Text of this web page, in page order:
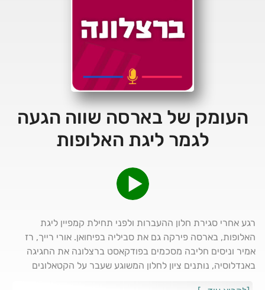
העומק של בארסה שווה הגעה
לגמר ליגת האלופות
רגע אחרי סגירת חלון ההעברות ולפני תחילת קמפיין ליגת
האלופות, בארסה פירקה גם את סביליה בפיחואן. אורי רייך, רז
אמיר וניסים חליבה מסכמים בפודקאסט ברצלונה את החגיגה
באנדלוסיה, נותנים ציון לחלון המשוגע שעבר על הקטאלונים